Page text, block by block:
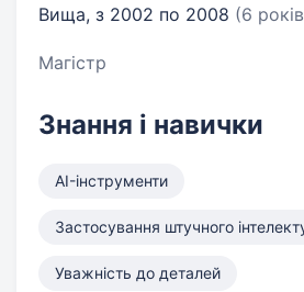
Вища, з 2002 по 2008 (6
Магістр
Знання і навички
AI-інструменти
Застосування штучного
Уважність до деталей